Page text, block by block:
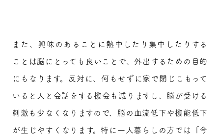
また、興味のあることに熱中したり集中したりする
ことは脳にとっても良いことで、外出するための目的
にもなります。反対に、何もせずに家で閉じこもって
いると人と会話をする機会も減りますし、脳が受ける
刺激も少なくなりますので、脳の血流低下や機能低下
が生じやすくなります。特に一人暮らしの方では「今